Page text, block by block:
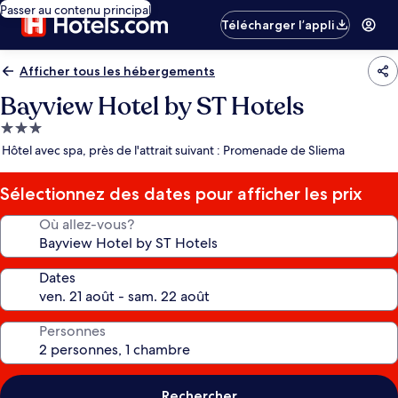
Passer au contenu principal
Télécharger l’appli
Afficher tous les hébergements
Bayview Hotel by ST Hotels
Hébergement
3.0 étoiles
Hôtel avec spa, près de l'attrait suivant : Promenade de Sliema
Sélectionnez des dates pour afficher les prix
Où allez-vous?
Dates
Personnes